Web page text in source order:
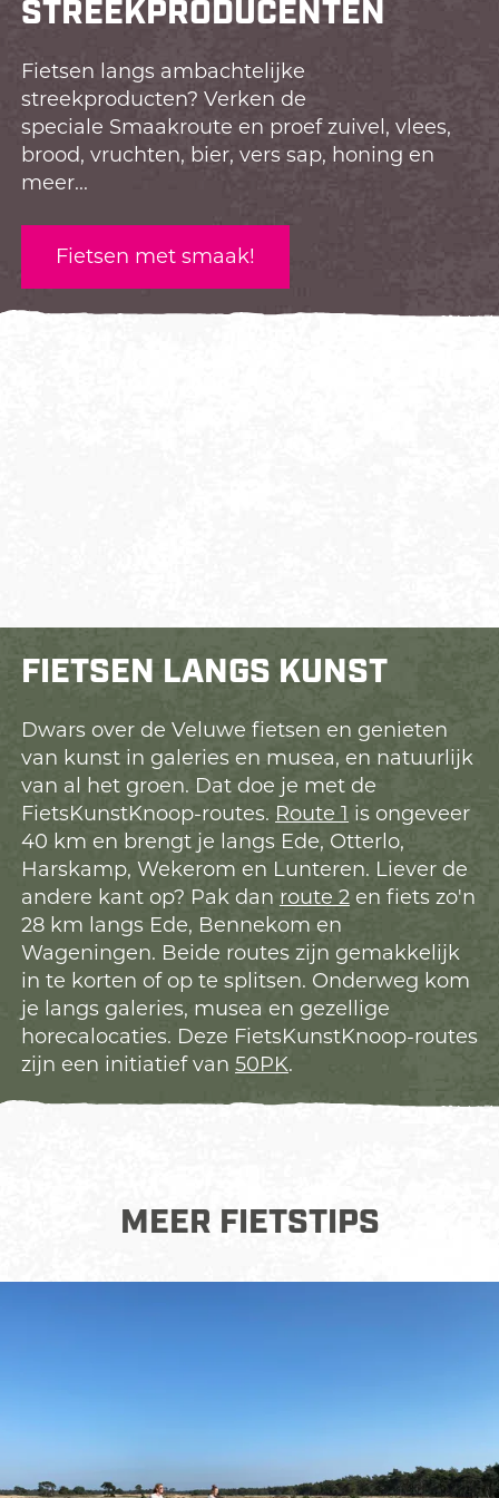
STREEKPRODUCENTEN
Fietsen langs ambachtelijke
streekproducten? Verken de
speciale Smaakroute en proef zuivel, vlees,
brood, vruchten, bier, vers sap, honing en
meer...
Fietsen met smaak!
FIETSEN LANGS KUNST
Dwars over de Veluwe fietsen en genieten
van kunst in galeries en musea, en natuurlijk
van al het groen. Dat doe je met de
FietsKunstKnoop-routes. Route 1 is ongeveer
40 km en brengt je langs Ede, Otterlo,
Harskamp, Wekerom en Lunteren. Liever de
andere kant op? Pak dan route 2 en fiets zo'n
28 km langs Ede, Bennekom en
Wageningen. Beide routes zijn gemakkelijk
in te korten of op te splitsen. Onderweg kom
je langs galeries, musea en gezellige
horecalocaties. Deze FietsKunstKnoop-routes
zijn een initiatief van 50PK.
MEER FIETSTIPS
r